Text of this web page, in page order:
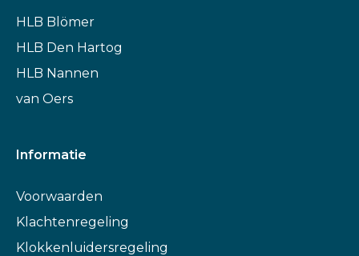
HLB Blömer
HLB Den Hartog
HLB Nannen
van Oers
Informatie
Voorwaarden
Klachtenregeling
Klokkenluidersregeling